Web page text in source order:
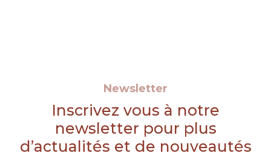
Newsletter
Inscrivez vous à notre
newsletter pour plus
d’actualités et de nouveautés